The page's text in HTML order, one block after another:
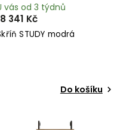
STUDY modrá
vás od 3 týdnů
341 Kč
Do košíku